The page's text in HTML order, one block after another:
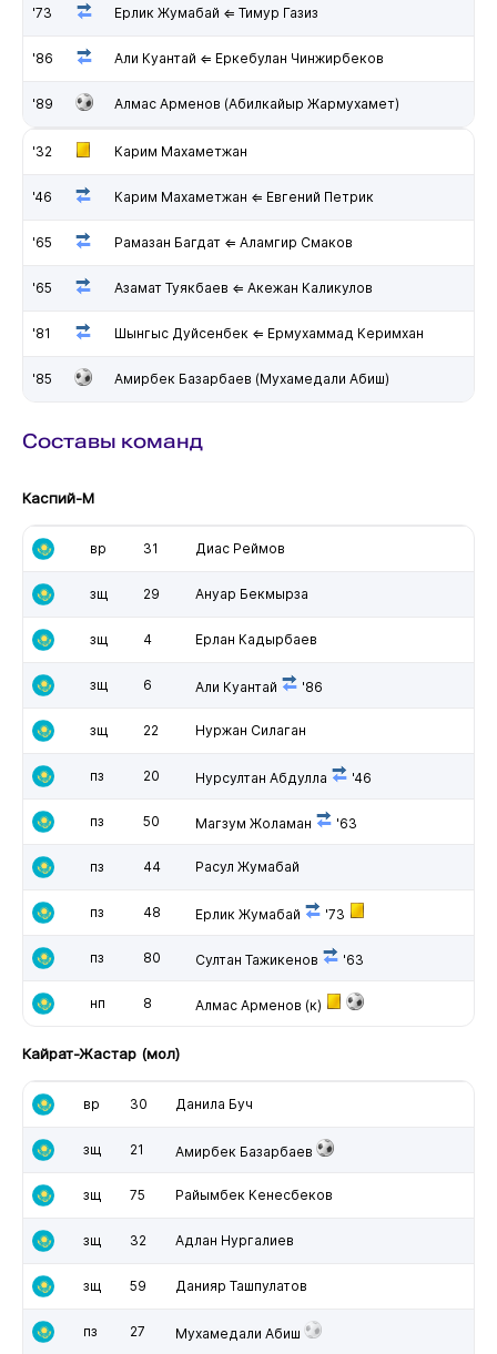
'73 Ерлик Жумабай ⇐ Тимур Газиз
'86 Али Куантай ⇐ Еркебулан Чинжирбеков
'89 Алмас Арменов (Абилкайыр Жармухамет)
'32 Карим Махаметжан
'46 Карим Махаметжан ⇐ Евгений Петрик
'65 Рамазан Багдат ⇐ Аламгир Смаков
'65 Азамат Туякбаев ⇐ Акежан Каликулов
'81 Шынгыс Дуйсенбек ⇐ Ермухаммад Керимхан
'85 Амирбек Базарбаев (Мухамедали Абиш)
Составы команд
Каспий-М
вр 31 Диас Реймов
зщ 29 Ануар Бекмырза
зщ 4 Ерлан Кадырбаев
зщ 6 Али Куантай '86
зщ 22 Нуржан Силаган
пз 20 Нурсултан Абдулла '46
пз 50 Магзум Жоламан '63
пз 44 Расул Жумабай
пз 48 Ерлик Жумабай '73
пз 80 Султан Тажикенов '63
нп 8 Алмас Арменов (к)
Кайрат-Жастар (мол)
вр 30 Данила Буч
зщ 21 Амирбек Базарбаев
зщ 75 Райымбек Кенесбеков
зщ 32 Адлан Нургалиев
зщ 59 Данияр Ташпулатов
пз 27 Мухамедали Абиш